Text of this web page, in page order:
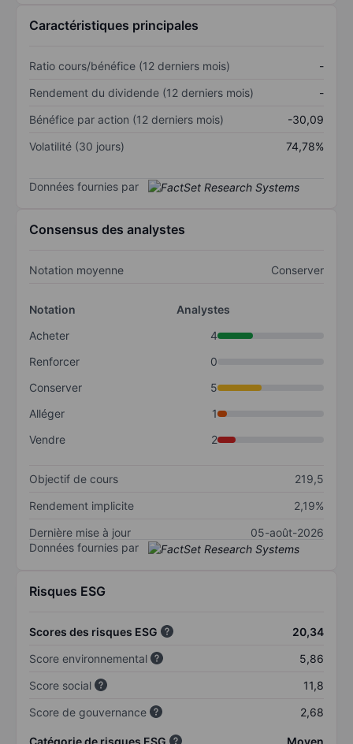
Caractéristiques principales
Ratio cours/bénéfice (12 derniers mois)
-
Rendement du dividende (12 derniers mois)
-
Bénéfice par action (12 derniers mois)
-30,09
Volatilité (30 jours)
74,78%
Données fournies par
Consensus des analystes
Notation moyenne Conserver
Notation
Analystes
Acheter
4
Renforcer
0
Conserver
5
Alléger
1
Vendre
2
Objectif de cours
219,5
Rendement implicite
2,19%
Dernière mise à jour
05-août-2026
Données fournies par
Risques ESG
Scores des risques ESG
20,34
Score environnemental
5,86
Score social
11,8
Score de gouvernance
2,68
Catégorie de risques ESG Moyen